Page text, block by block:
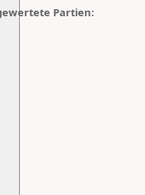
Partien: